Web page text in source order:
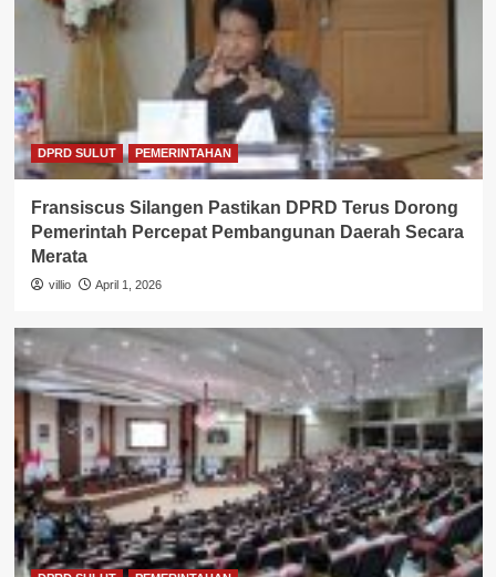
DPRD SULUT PEMERINTAHAN
Fransiscus Silangen Pastikan DPRD Terus Dorong
Pemerintah Percepat Pembangunan Daerah Secara
Merata
villio April 1, 2026